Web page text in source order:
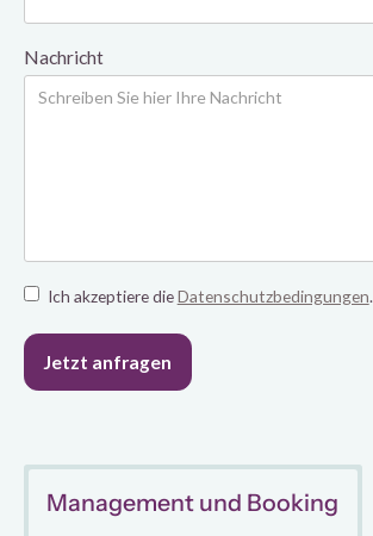
Nachricht
Ich akzeptiere dieDatenschutzbedingungen.
Management und Booking